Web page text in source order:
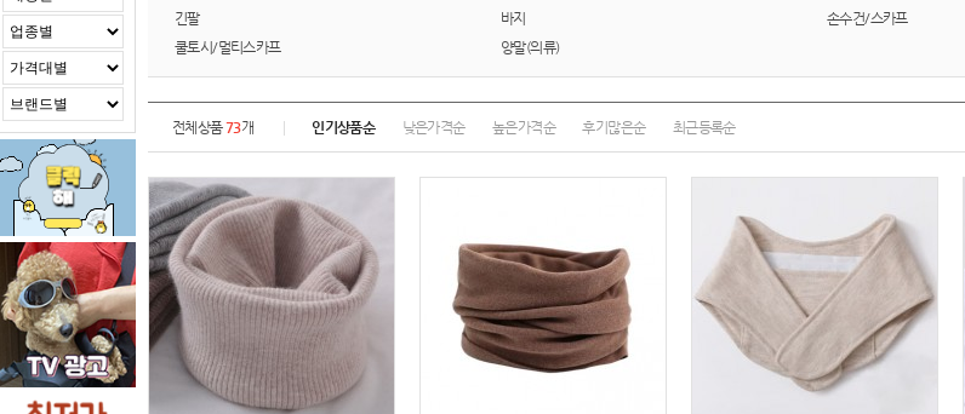
12 보조배터리
13 송월타올
14 에코백
긴팔
바지 손수건/스카프
쿨토시/멀티스카프
양말(의류)
전체상품73개 인기상품순 낮은가격순 높은가격순 후기많은순 최근등록순